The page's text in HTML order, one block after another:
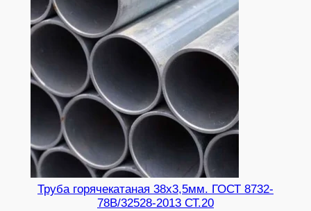
Труба горячекатаная 38х3,5мм. ГОСТ 8732-
78В/32528-2013 СТ.20